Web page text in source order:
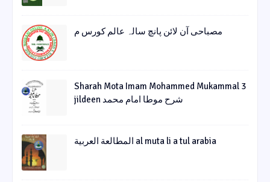
مصباحی آن لائن پانچ سالہ عالم کورس م
Sharah Mota Imam Mohammed Mukammal 3
jildeen شرح موطا امام محمد
المطالعة العربية al muta li a tul arabia